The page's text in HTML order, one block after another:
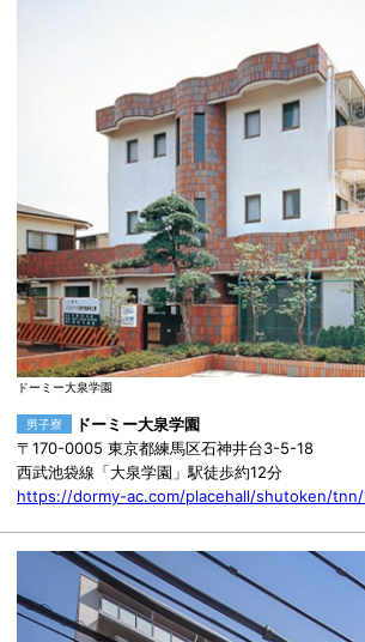
ドーミー大泉学園
男子寮
ドーミー大泉学園
〒170-0005 東京都練馬区石神井台3-5-18
西武池袋線「大泉学園」駅徒歩約12分
https://dormy-ac.com/placehall/shutoken/